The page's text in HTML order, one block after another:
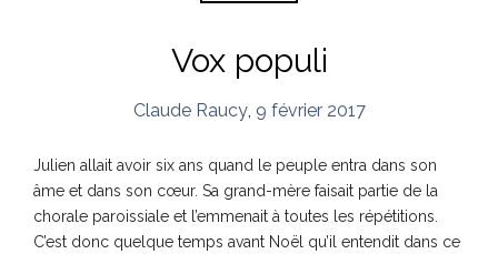
Vox populi
Claude Raucy, 9 février 2017
Julien allait avoir six ans quand le peuple entra dans son
âme et dans son cœur. Sa grand-mère faisait partie de la
chorale paroissiale et l’emmenait à toutes les répétitions.
C’est donc quelque temps avant Noël qu’il entendit dans ce